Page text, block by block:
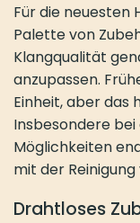
Für die neuesten
Palette von
Klangqualität
anzupassen.
Einheit, aber das
Insbesondere
Möglichkeiten
mit der
Drahtloses